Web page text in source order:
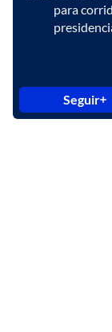
para
Seguir